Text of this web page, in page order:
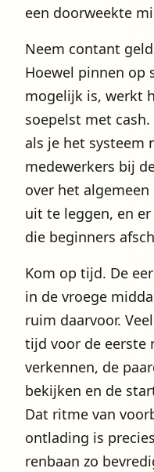
een doorweekte
Neem contant
Hoewel pinnen op
mogelijk is, werkt
soepelst met
als je het systeem
medewerkers bij
over het
uit te leggen, en
die beginners
Kom op tijd. De
in de vroege
ruim daarvoor.
tijd voor de eerste
verkennen, de
bekijken en de
Dat ritme van
ontlading is
renbaan zo